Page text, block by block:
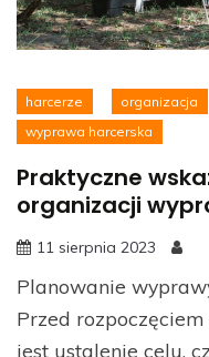
harcerze organizacja
wyprawa harcerska
Praktyczne
organizacji
11 sierpnia 2023
Planowanie
Przed
jest ustalenie celu,